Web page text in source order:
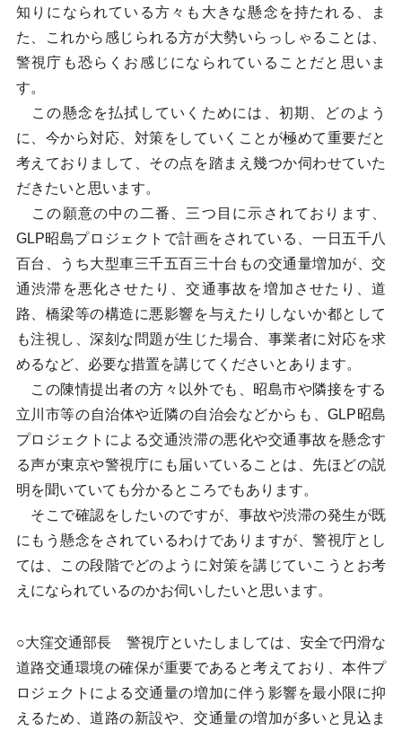
知りになられている方々も大きな懸念を持たれる、ま
た、これから感じられる方が大勢いらっしゃることは、
警視庁も恐らくお感じになられていることだと思いま
す。
この懸念を払拭していくためには、初期、どのよう
に、今から対応、対策をしていくことが極めて重要だと
考えておりまして、その点を踏まえ幾つか伺わせていた
だきたいと思います。
この願意の中の二番、三つ目に示されております、
GLP昭島プロジェクトで計画をされている、一日五千八
百台、うち大型車三千五百三十台もの交通量増加が、交
通渋滞を悪化させたり、交通事故を増加させたり、道
路、橋梁等の構造に悪影響を与えたりしないか都として
も注視し、深刻な問題が生じた場合、事業者に対応を求
めるなど、必要な措置を講じてくださいとあります。
この陳情提出者の方々以外でも、昭島市や隣接をする
立川市等の自治体や近隣の自治会などからも、GLP昭島
プロジェクトによる交通渋滞の悪化や交通事故を懸念す
る声が東京や警視庁にも届いていることは、先ほどの説
明を聞いていても分かるところでもあります。
そこで確認をしたいのですが、事故や渋滞の発生が既
にもう懸念をされているわけでありますが、警視庁とし
ては、この段階でどのように対策を講じていこうとお考
えになられているのかお伺いしたいと思います。
○大窪交通部長 警視庁といたしましては、安全で円滑な
道路交通環境の確保が重要であると考えており、本件プ
ロジェクトによる交通量の増加に伴う影響を最小限に抑
えるため、道路の新設や、交通量の増加が多いと見込ま